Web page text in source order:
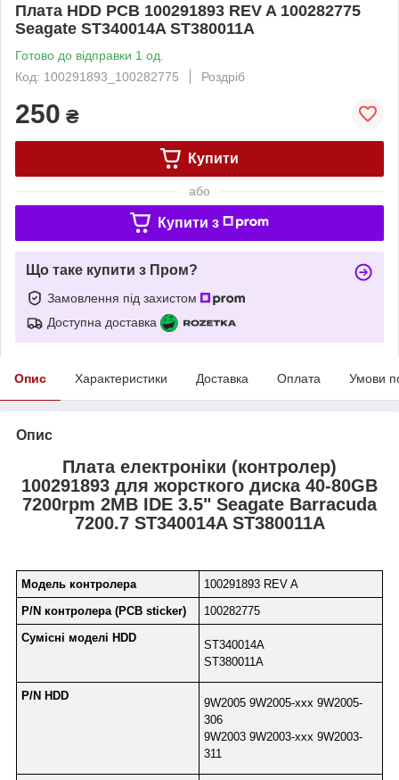
Плата HDD PCB 100291893 REV A 100282775
Seagate ST340014A ST380011A
Готово до відправки 1 од.
Код: 100291893_100282775
Роздріб
250 ₴
Купити
або
Купити з
Що таке купити з Пром?
Замовлення під захистом
Доступна доставка
Опис Характеристики Доставка Оплата Умови
Опис
Плата електроніки (контролер)
100291893 для жорсткого диска 40-80GB
7200rpm 2MB IDE 3.5" Seagate Barracuda
7200.7 ST340014A ST380011A
Модель контролера
100291893 REV A
P/N контролера (PCB sticker)
100282775
Сумісні моделі HDD
ST340014A
ST380011A
P/N HDD
9W2005 9W2005-xxx 9W2005-
306
9W2003 9W2003-xxx 9W2003-
311